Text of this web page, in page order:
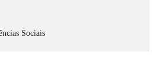
Sociais